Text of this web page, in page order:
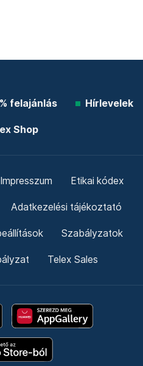
felajánlás Hírlevelek
Shop
Impresszum Etikai kódex
Adatkezelési tájékoztató
Szabályzatok
Telex Sales